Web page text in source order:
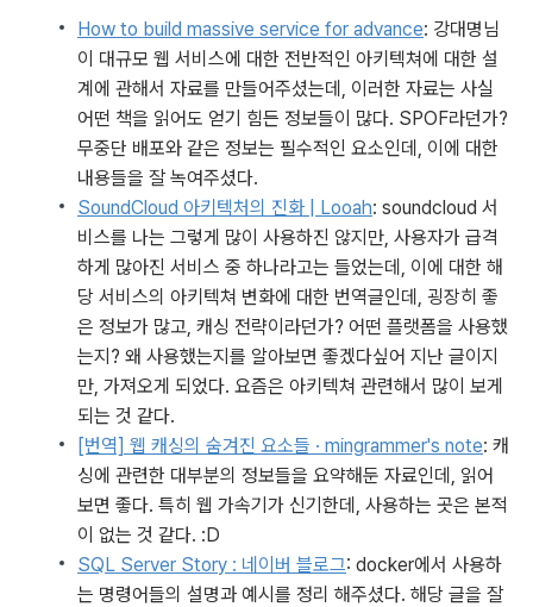
How to build massive service for advance: 강대명님
이 대규모 웹 서비스에 대한 전반적인 아키텍쳐에 대한 설
계에 관해서 자료를 만들어주셨는데, 이러한 자료는 사실
어떤 책을 읽어도 얻기 힘든 정보들이 많다. SPOF라던가?
무중단 배포와 같은 정보는 필수적인 요소인데, 이에 대한
내용들을 잘 녹여주셨다.
SoundCloud 아키텍처의 진화 | Looah: soundcloud 서
비스를 나는 그렇게 많이 사용하진 않지만, 사용자가 급격
하게 많아진 서비스 중 하나라고는 들었는데, 이에 대한 해
당 서비스의 아키텍쳐 변화에 대한 번역글인데, 굉장히 좋
은 정보가 많고, 캐싱 전략이라던가? 어떤 플랫폼을 사용했
는지? 왜 사용했는지를 알아보면 좋겠다싶어 지난 글이지
만, 가져오게 되었다. 요즘은 아키텍쳐 관련해서 많이 보게
되는 것 같다.
[번역] 웹 캐싱의 숨겨진 요소들 · mingrammer's note: 캐
싱에 관련한 대부분의 정보들을 요약해둔 자료인데, 읽어
보면 좋다. 특히 웹 가속기가 신기한데, 사용하는 곳은 본적
이 없는 것 같다. :D
SQL Server Story : 네이버 블로그: docker에서 사용하
는 명령어들의 설명과 예시를 정리 해주셨다. 해당 글을 잘